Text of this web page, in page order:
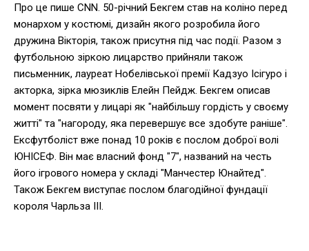
Про це пише СNN. 50-річний Бекгем став на коліно перед
монархом у костюмі, дизайн якого розробила його
дружина Вікторія, також присутня під час події. Разом з
футбольною зіркою лицарство прийняли також
письменник, лауреат Нобелівської премії Кадзуо Ісігуро і
акторка, зірка мюзиклів Елейн Пейдж. Бекгем описав
момент посвяти у лицарі як "найбільшу гордість у своєму
житті" та "нагороду, яка перевершує все здобуте раніше".
Ексфутболіст вже понад 10 років є послом доброї волі
ЮНІСЕФ. Він має власний фонд "7", названий на честь
його ігрового номера у складі "Манчестер Юнайтед".
Також Бекгем виступає послом благодійної фундації
короля Чарльза ІІІ.